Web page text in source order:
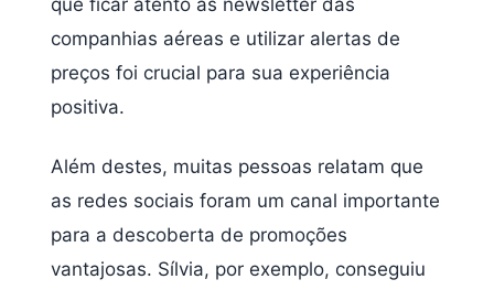
que ficar atento às newsletter das
companhias aéreas e utilizar alertas de
preços foi crucial para sua experiência
positiva.
Além destes, muitas pessoas relatam que
as redes sociais foram um canal importante
para a descoberta de promoções
vantajosas. Sílvia, por exemplo, conseguiu